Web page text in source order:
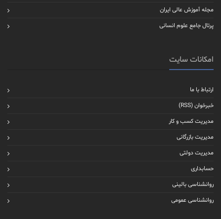
مجله آموزش عالی ایران
پرتال جامع علوم انسانی
امکانات سایت
ارتباط با ما
خبرخوان (RSS)
مدیریت کسب و کار
مدیریت بازرگانی
مدیریت دولتی
حسابداری
روانشناسی بالینی
روانشناسی عمومی